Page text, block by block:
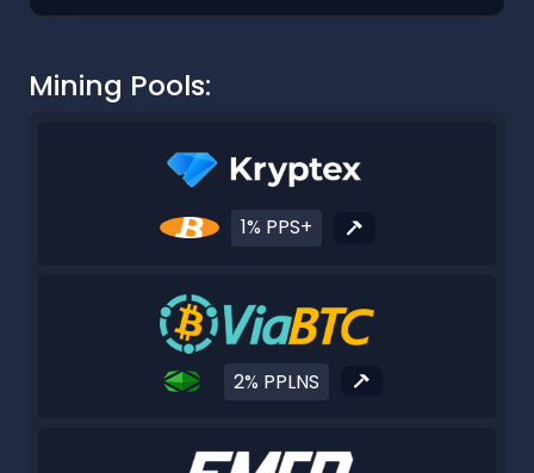
Mining Pools:
1% PPS+
2% PPLNS